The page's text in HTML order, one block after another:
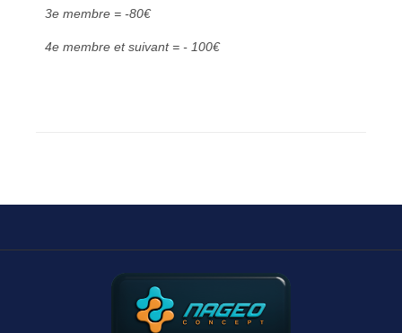
3e membre = -80€
4e membre et suivant = - 100€